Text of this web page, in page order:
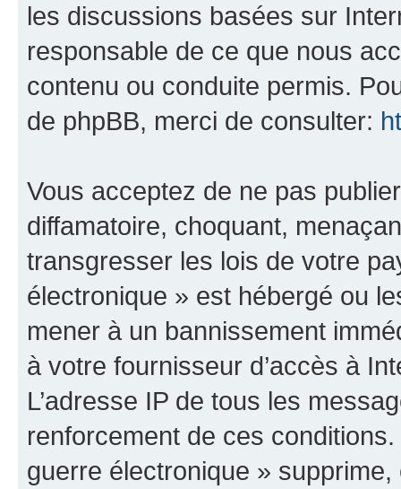
les discussions basées sur
responsable de ce que nous
contenu ou conduite permis.
de phpBB, merci de consulter:
Vous acceptez de ne pas
diffamatoire, choquant,
transgresser les lois de votre
électronique » est hébergé ou
mener à un bannissement
à votre fournisseur d’accès à
L’adresse IP de tous les
renforcement de ces
guerre électronique »